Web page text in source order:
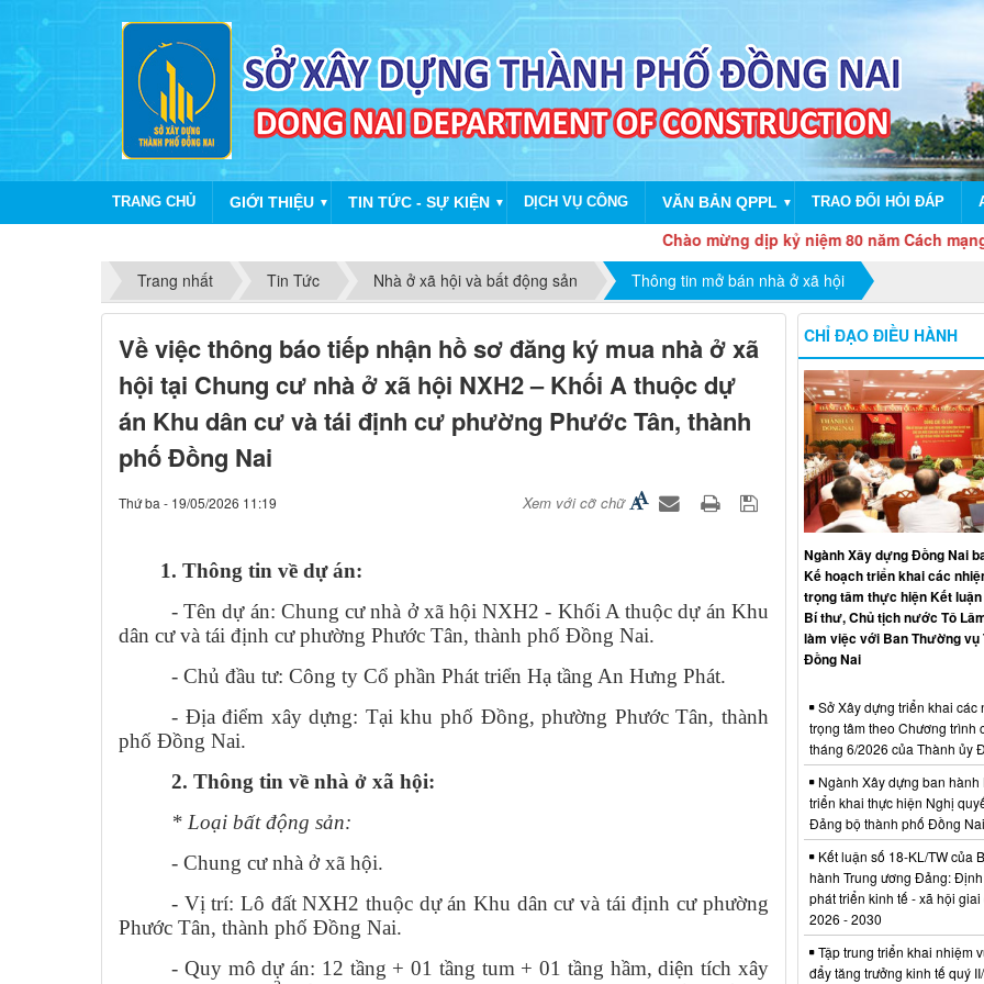
TRANG CHỦ GIỚI THIỆU ▼ TIN TỨC - SỰ KIỆN ▼ DỊCH VỤ CÔNG VĂN BẢN QPPL ▼ TRAO ĐỔI HỎI ĐÁP
Chào mừng dịp kỷ niệm 80 năm Cách mạng tháng
Trang nhất
Tin Tức Nhà ở xã hội và bất động sản Thông tin mở bán nhà ở xã hội
Về việc thông báo tiếp nhận hồ sơ đăng ký mua nhà ở xã
hội tại Chung cư nhà ở xã hội NXH2 – Khối A thuộc dự
án Khu dân cư và tái định cư phường Phước Tân, thành
phố Đồng Nai
Thứ ba - 19/05/2026 11:19 Xem với cỡ chữ
1. Thông tin về dự án:
- Tên dự án: Chung cư nhà ở xã hội NXH2 - Khối A thuộc dự án Khu
dân cư và tái định cư phường Phước Tân, thành phố Đồng Nai.
- Chủ đầu tư: Công ty Cổ phần Phát triển Hạ tầng An Hưng Phát.
- Địa điểm xây dựng: Tại khu phố Đồng, phường Phước Tân, thành
phố Đồng Nai.
2. Thông tin về nhà ở xã hội:
* Loại bất động sản:
- Chung cư nhà ở xã hội.
- Vị trí: Lô đất NXH2 thuộc dự án Khu dân cư và tái định cư phường
Phước Tân, thành phố Đồng Nai.
- Quy mô dự án: 12 tầng + 01 tầng tum + 01 tầng hầm, diện tích xây
CHỈ ĐẠO ĐIỀU HÀNH
Ngành Xây dựng Đồng Nai
Kế hoạch triển khai các
trọng tâm thực hiện Kết luận
Bí thư, Chủ tịch nước Tô
làm việc với Ban Thường vụ
Đồng Nai
Sở Xây dựng triển khai các
trọng tâm theo Chương trình
tháng 6/2026 của Thành ủy
Ngành Xây dựng ban hành
triển khai thực hiện Nghị
Đảng bộ thành phố Đồng Nai
Kết luận số 18-KL/TW của
hành Trung ương Đảng:
phát triển kinh tế - xã hội giai
2026 - 2030
Tập trung triển khai nhiệm
đẩy tăng trưởng kinh tế quý